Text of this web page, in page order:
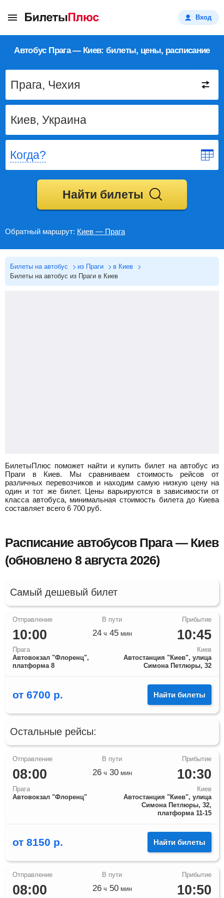
Вход
Автобус Прага — Киев: билеты, цены, расписание
Когда?
Найти билеты
Обратный маршрут: Киев — Прага
Билеты на автобус из Праги
в Киев
Билеты на автобус из Праги в Киев
БилетыПлюс поможет найти и купить билет на автобус из
Праги в Киев.
Мы сравниваем стоимость рейсов от
различных перевозчиков и находим самую низкую цену на
один и тот же билет. Цены варьируются в зависимости от
класса автобуса, минимальная стоимость билета до Киева
составляет всего 6 700 руб.
Расписание автобусов Прага — Киев
(обновлено 8 августа 2026)
Самый дешевый билет
10:00
Прага
Автовокзал "Флоренц",
платформа 8
10:45
Киев
Автостанция "Киев", улица
Симона Петлюры, 32
24ч 45мин
от 6700 р. Найти билеты
Остальные рейсы:
08:00
Прага
Автовокзал "Флоренц"
10:30
Киев
Автостанция "Киев", улица
Симона Петлюры, 32,
платформа 11-15
26ч 30мин
от 8150 р. Найти билеты
08:00 10:50
26ч 50мин